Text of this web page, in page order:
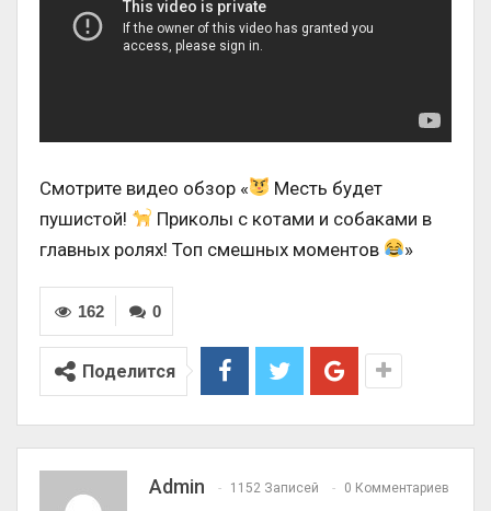
Смотрите видео обзор «
Месть будет
пушистой!
Приколы с котами и собаками в
главных ролях! Топ смешных моментов
»
0
162
Поделится
Admin 1152 Записей 0 Комментариев